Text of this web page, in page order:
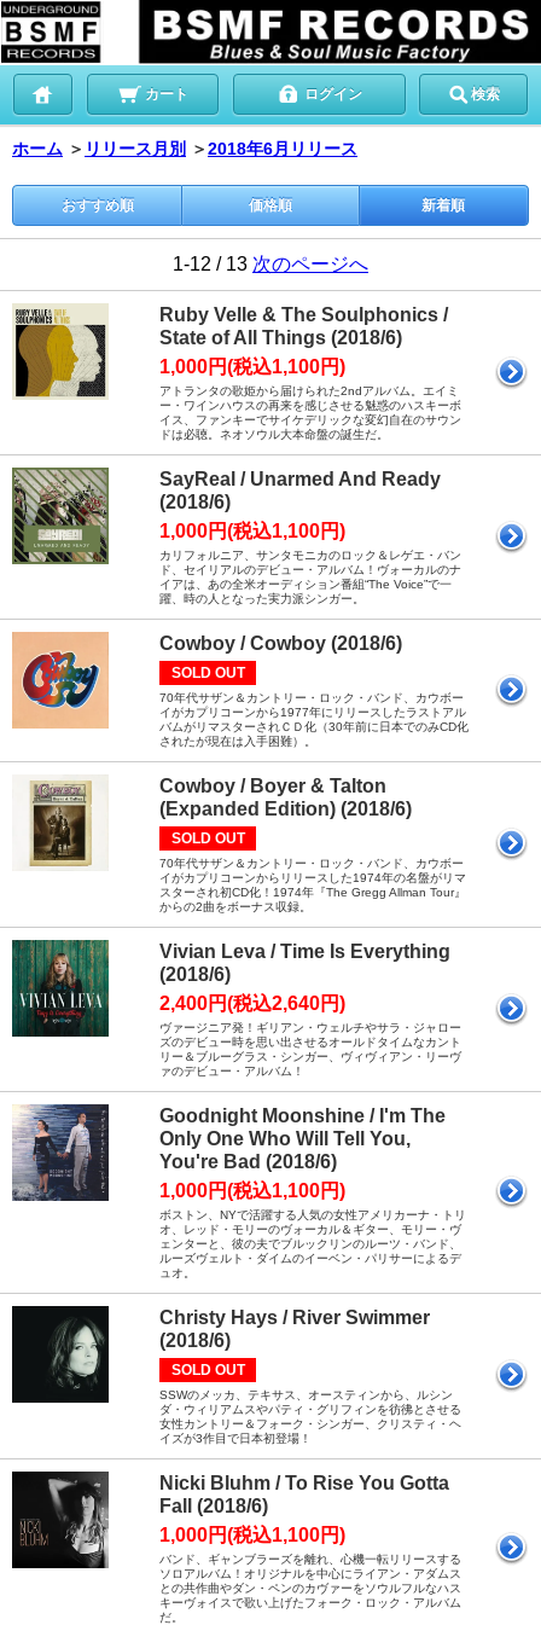
カート ログイン 検索
ホーム ＞ リリース月別 ＞2018年6月リリース
おすすめ順 価格順 新着順
1-12 / 13 次のページへ
Ruby Velle & The Soulphonics /
State of All Things (2018/6)
1,000円(税込1,100円)
アトランタの歌姫から届けられた2ndアルバム。エイミ
ー・ワインハウスの再来を感じさせる魅惑のハスキーボ
イス、ファンキーでサイケデリックな変幻自在のサウン
ドは必聴。ネオソウル大本命盤の誕生だ。
SayReal / Unarmed And Ready
(2018/6)
1,000円(税込1,100円)
カリフォルニア、サンタモニカのロック＆レゲエ・バン
ド、セイリアルのデビュー・アルバム！ヴォーカルのナ
イアは、あの全米オーディション番組“The Voice”で一
躍、時の人となった実力派シンガー。
Cowboy / Cowboy (2018/6)
SOLD OUT
70年代サザン＆カントリー・ロック・バンド、カウボー
イがカプリコーンから1977年にリリースしたラストアル
バムがリマスターされＣＤ化（30年前に日本でのみCD化
されたが現在は入手困難）。
Cowboy / Boyer & Talton
(Expanded Edition) (2018/6)
SOLD OUT
70年代サザン＆カントリー・ロック・バンド、カウボー
イがカプリコーンからリリースした1974年の名盤がリマ
スターされ初CD化！1974年『The Gregg Allman Tour』
からの2曲をボーナス収録。
Vivian Leva / Time Is Everything
(2018/6)
2,400円(税込2,640円)
ヴァージニア発！ギリアン・ウェルチやサラ・ジャロー
ズのデビュー時を思い出させるオールドタイムなカント
リー＆ブルーグラス・シンガー、ヴィヴィアン・リーヴ
ァのデビュー・アルバム！
Goodnight Moonshine / I'm The
Only One Who Will Tell You,
You're Bad (2018/6)
1,000円(税込1,100円)
ボストン、NYで活躍する人気の女性アメリカーナ・トリ
オ、レッド・モリーのヴォーカル＆ギター、モリー・ヴ
ェンターと、彼の夫でブルックリンのルーツ・バンド、
ルーズヴェルト・ダイムのイーベン・パリサーによるデ
ュオ。
Christy Hays / River Swimmer
(2018/6)
SOLD OUT
SSWのメッカ、テキサス、オースティンから、ルシン
ダ・ウィリアムスやパティ・グリフィンを彷彿とさせる
女性カントリー＆フォーク・シンガー、クリスティ・ヘ
イズが3作目で日本初登場！
Nicki Bluhm / To Rise You Gotta
Fall (2018/6)
1,000円(税込1,100円)
バンド、ギャンブラーズを離れ、心機一転リリースする
ソロアルバム！オリジナルを中心にライアン・アダムス
との共作曲やダン・ペンのカヴァーをソウルフルなハス
キーヴォイスで歌い上げたフォーク・ロック・アルバム
だ。